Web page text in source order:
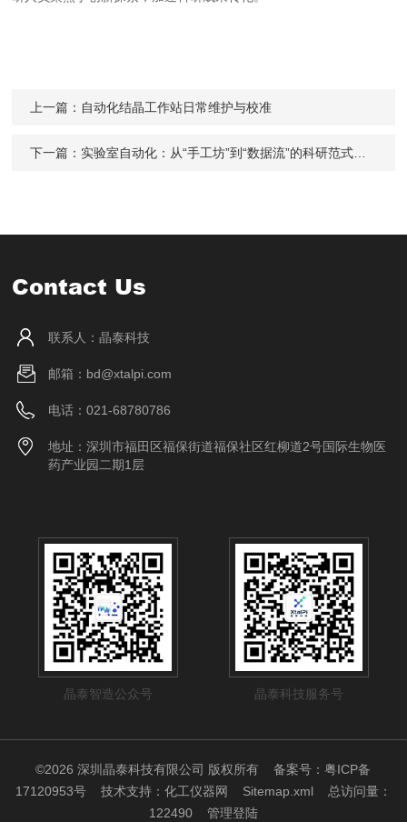
上一篇： 自动化结晶工作站日常维护与校准
下一篇： 实验室自动化：从“手工坊”到“数据流”的科研范式跃迁
Contact Us
联系人：晶泰科技
邮箱：bd@xtalpi.com
电话：021-68780786
地址：深圳市福田区福保街道福保社区红柳道2号国际生物医
药产业园二期1层
晶泰科技服务号
晶泰智造公众号
©2026 深圳晶泰科技有限公司 版权所有备案号：粤ICP备
17120953号技术支持： 化工仪器网 Sitemap.xml 总访问量：
122490 管理登陆